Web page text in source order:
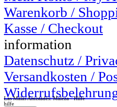
Warenkorb /
Kasse / Checkout
information
Datenschutz /
Versandkosten /
Las Malas Amistades: Maleza - Hilfe
hilfe